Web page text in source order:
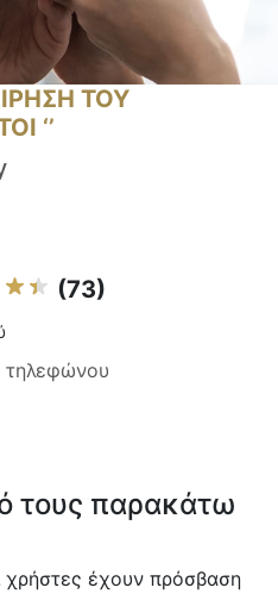
ΤΟΥ
‘’
(73)
τηλεφώνου
τους παρακάτω
χρήστες έχουν πρόσβαση